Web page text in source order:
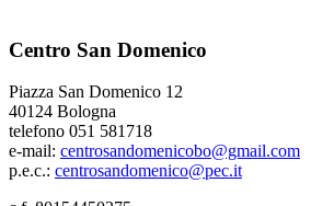
Centro San Domenico
Piazza San Domenico 12
40124 Bologna
telefono 051 581718
e-mail: centrosandomenicobo@gmail.com
p.e.c.: centrosandomenico@pec.it